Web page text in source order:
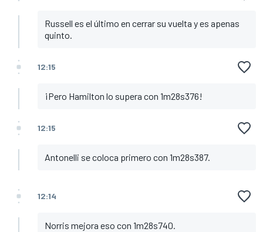
Russell es el último en cerrar su vuelta y es apenas
quinto.
12:15
¡Pero Hamilton lo supera con 1m28s376!
12:15
Antonelli se coloca primero con 1m28s387.
12:14
Norris mejora eso con 1m28s740.